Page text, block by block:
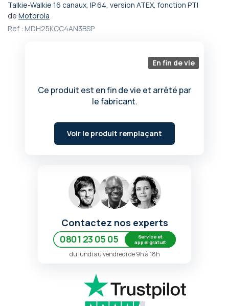
Talkie-Walkie 16 canaux, IP 64, version ATEX, fonction PTI
de Motorola
Ref : MDH25KCC4AN3BSP
En fin de vie
Ce produit est en fin de vie et arrêté par
le fabricant.
Voir le produit remplaçant
Passer
au
début
Contactez nos experts
0801 23 05 05
Service et
appel gratuit
du lundi au vendredi de 9h à 18h